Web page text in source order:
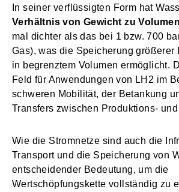
In seiner verflüssigten Form hat
Verhältnis von Gewicht zu Volumen
mal dichter als das bei 1 bzw. 700
Gas), was die Speicherung größerer
in begrenztem Volumen ermöglicht.
Feld für Anwendungen von LH2 im
schweren Mobilität, der Betankung
Transfers zwischen Produktions-
Wie die Stromnetze sind auch die
Transport und die Speicherung von
entscheidender Bedeutung, um die
Wertschöpfungskette vollständig zu